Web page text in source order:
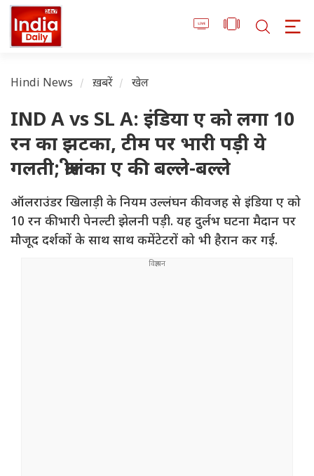
Hindi News ख़बरें खेल
IND A vs SL A: इंडिया ए को लगा 10
रन का झटका, टीम पर भारी पड़ी ये
गलती; श्रीलंका ए की बल्ले-बल्ले
ऑलराउंडर खिलाड़ी के नियम उल्लंघन की वजह से इंडिया ए को
10 रन की भारी पेनल्टी झेलनी पड़ी. यह दुर्लभ घटना मैदान पर
मौजूद दर्शकों के साथ साथ कमेंटेटरों को भी हैरान कर गई.